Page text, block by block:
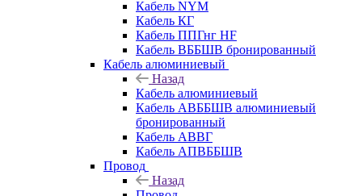
Кабель NYM
Кабель КГ
Кабель ППГнг HF
Кабель ВББШВ бронированный
Кабель алюминиевый
Назад
Кабель алюминиевый
Кабель АВББШВ алюминиевый
бронированный
Кабель АВВГ
Кабель АПВББШВ
Провод
Назад